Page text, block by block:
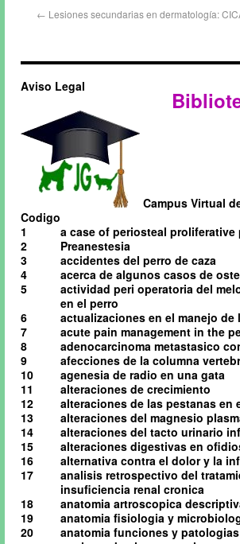
← Lesiones secundarias en dermatología:
Aviso Legal
Campus Virtual
Codigo
1
a case of periosteal
2
Preanestesia
3
accidentes del perro de caza
4
acerca de algunos casos de
5
actividad peri operatoria del
en el perro
6
actualizaciones en el manejo
7
acute pain management in the
8
adenocarcinoma metastasico
9
afecciones de la columna
10
agenesia de radio en una gata
11
alteraciones de crecimiento
12
alteraciones de las pestanas en
13
alteraciones del magnesio
14
alteraciones del tacto urinario
15
alteraciones digestivas en
16
alternativa contra el dolor y la
17
analisis retrospectivo del
insuficiencia renal cronica
18
anatomia artroscopica
19
anatomia fisiologia y
20
anatomia funciones y